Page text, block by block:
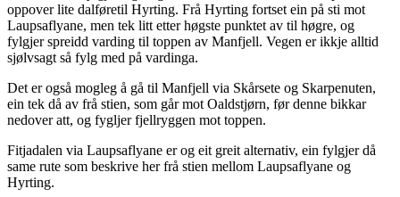
oppover lite dalføretil Hyrting. Frå Hyrting fortset ein på sti mot
Laupsaflyane, men tek litt etter høgste punktet av til høgre, og
fylgjer spreidd varding til toppen av Manfjell. Vegen er ikkje alltid
sjølvsagt så fylg med på vardinga.
Det er også mogleg å gå til Manfjell via Skårsete og Skarpenuten,
ein tek då av frå stien, som går mot Oaldstjørn, før denne bikkar
nedover att, og fygljer fjellryggen mot toppen.
Fitjadalen via Laupsaflyane er og eit greit alternativ, ein fylgjer då
same rute som beskrive her frå stien mellom Laupsaflyane og
Hyrting.